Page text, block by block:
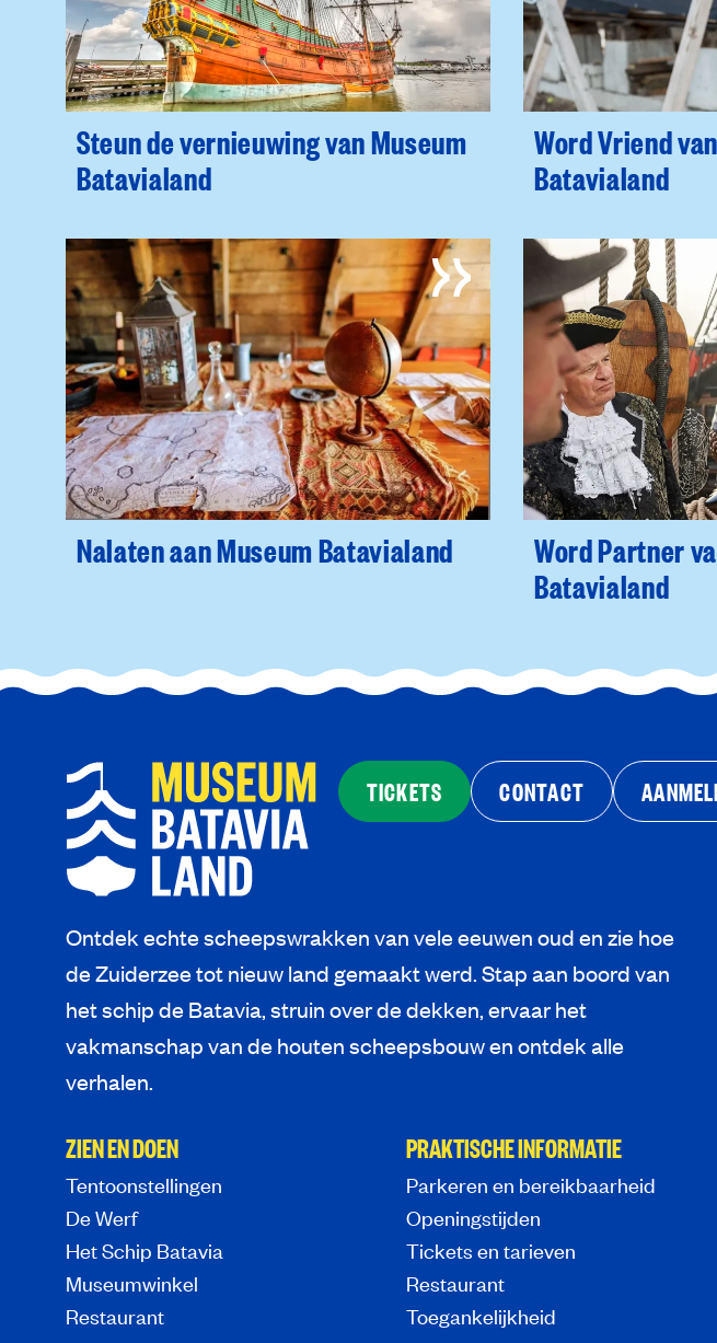
Steun de vernieuwing van Museum
Batavialand
Word Vriend
Batavialand
Nalaten aan Museum Batavialand
Word Partner
Batavialand
TICKETS CONTACT
Ontdek echte scheepswrakken van vele eeuwen oud en zie hoe
de Zuiderzee tot nieuw land gemaakt werd. Stap aan boord van
het schip de Batavia, struin over de dekken, ervaar het
vakmanschap van de houten scheepsbouw en ontdek alle
verhalen.
ZIEN EN DOEN
Tentoonstellingen
De Werf
Het Schip Batavia
Museumwinkel
Restaurant
PRAKTISCHE INFORMATIE
Parkeren en bereikbaarheid
Openingstijden
Tickets en tarieven
Restaurant
Toegankelijkheid